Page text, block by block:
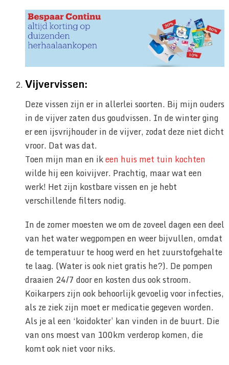
Vijvervissen:
Deze vissen zijn er in allerlei soorten. Bij mijn ouders
in de vijver zaten dus goudvissen. In de winter ging
er een ijsvrijhouder in de vijver, zodat deze niet dicht
vroor. Dat was dat.
Toen mijn man en ikeen huis met tuin kochten
wilde hij een koivijver. Prachtig, maar wat een
werk! Het zijn kostbare vissen en je hebt
verschillende filters nodig.
In de zomer moesten we om de zoveel dagen een deel
van het water wegpompen en weer bijvullen, omdat
de temperatuur te hoog werd en het zuurstofgehalte
te laag. (Water is ook niet gratis he?). De pompen
draaien 24/7 door en kosten dus ook stroom.
Koikarpers zijn ook behoorlijk gevoelig voor infecties,
als ze ziek zijn moet er medicatie gegeven worden.
Als je al een ‘koidokter’ kan vinden in de buurt. Die
van ons moest van 100km verderop komen, die
komt ook niet voor niks.